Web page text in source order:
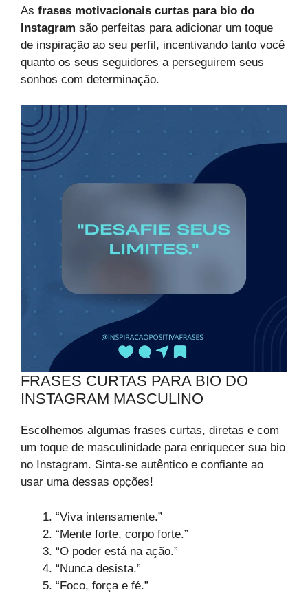
As frases motivacionais curtas para bio do
Instagram são perfeitas para adicionar um toque
de inspiração ao seu perfil, incentivando tanto você
quanto os seus seguidores a perseguirem seus
sonhos com determinação.
FRASES CURTAS PARA BIO DO
INSTAGRAM MASCULINO
Escolhemos algumas frases curtas, diretas e com
um toque de masculinidade para enriquecer sua bio
no Instagram. Sinta-se autêntico e confiante ao
usar uma dessas opções!
“Viva intensamente.”
“Mente forte, corpo forte.”
“O poder está na ação.”
“Nunca desista.”
“Foco, força e fé.”